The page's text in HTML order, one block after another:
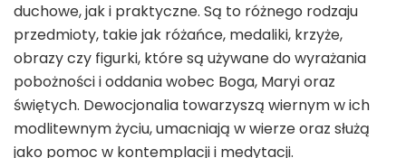
duchowe, jak i praktyczne. Są to różnego rodzaju
przedmioty, takie jak różańce, medaliki, krzyże,
obrazy czy figurki, które są używane do wyrażania
pobożności i oddania wobec Boga, Maryi oraz
świętych. Dewocjonalia towarzyszą wiernym w ich
modlitewnym życiu, umacniają w wierze oraz służą
jako pomoc w kontemplacji i medytacji.